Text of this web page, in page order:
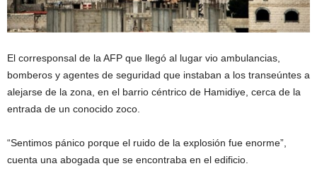
El corresponsal de la AFP que llegó al lugar vio ambulancias,
bomberos y agentes de seguridad que instaban a los transeúntes a
alejarse de la zona, en el barrio céntrico de Hamidiye, cerca de la
entrada de un conocido zoco.
“Sentimos pánico porque el ruido de la explosión fue enorme”,
cuenta una abogada que se encontraba en el edificio.